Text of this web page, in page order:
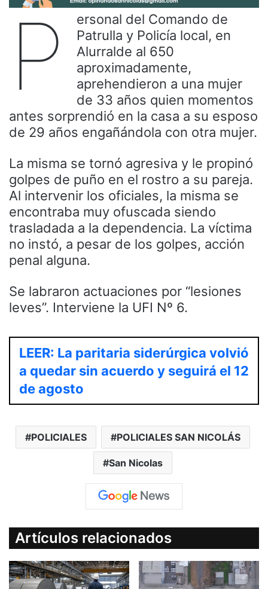
P
ersonal del Comando de
Patrulla y Policía local, en
Alurralde al 650
aproximadamente,
aprehendieron a una mujer
de 33 años quien momentos
antes sorprendió en la casa a su esposo
de 29 años engañándola con otra mujer.
La misma se tornó agresiva y le propinó
golpes de puño en el rostro a su pareja.
Al intervenir los oficiales, la misma se
encontraba muy ofuscada siendo
trasladada a la dependencia. La víctima
no instó, a pesar de los golpes, acción
penal alguna.
Se labraron actuaciones por “lesiones
leves”. Interviene la UFI Nº 6.
LEER: La paritaria siderúrgica volvió
a quedar sin acuerdo y seguirá el 12
de agosto
POLICIALES POLICIALES SAN NICOLÁS
San Nicolas
Artículos relacionados